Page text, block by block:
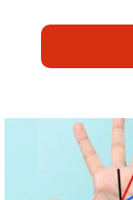
【当選】金運が上がる直